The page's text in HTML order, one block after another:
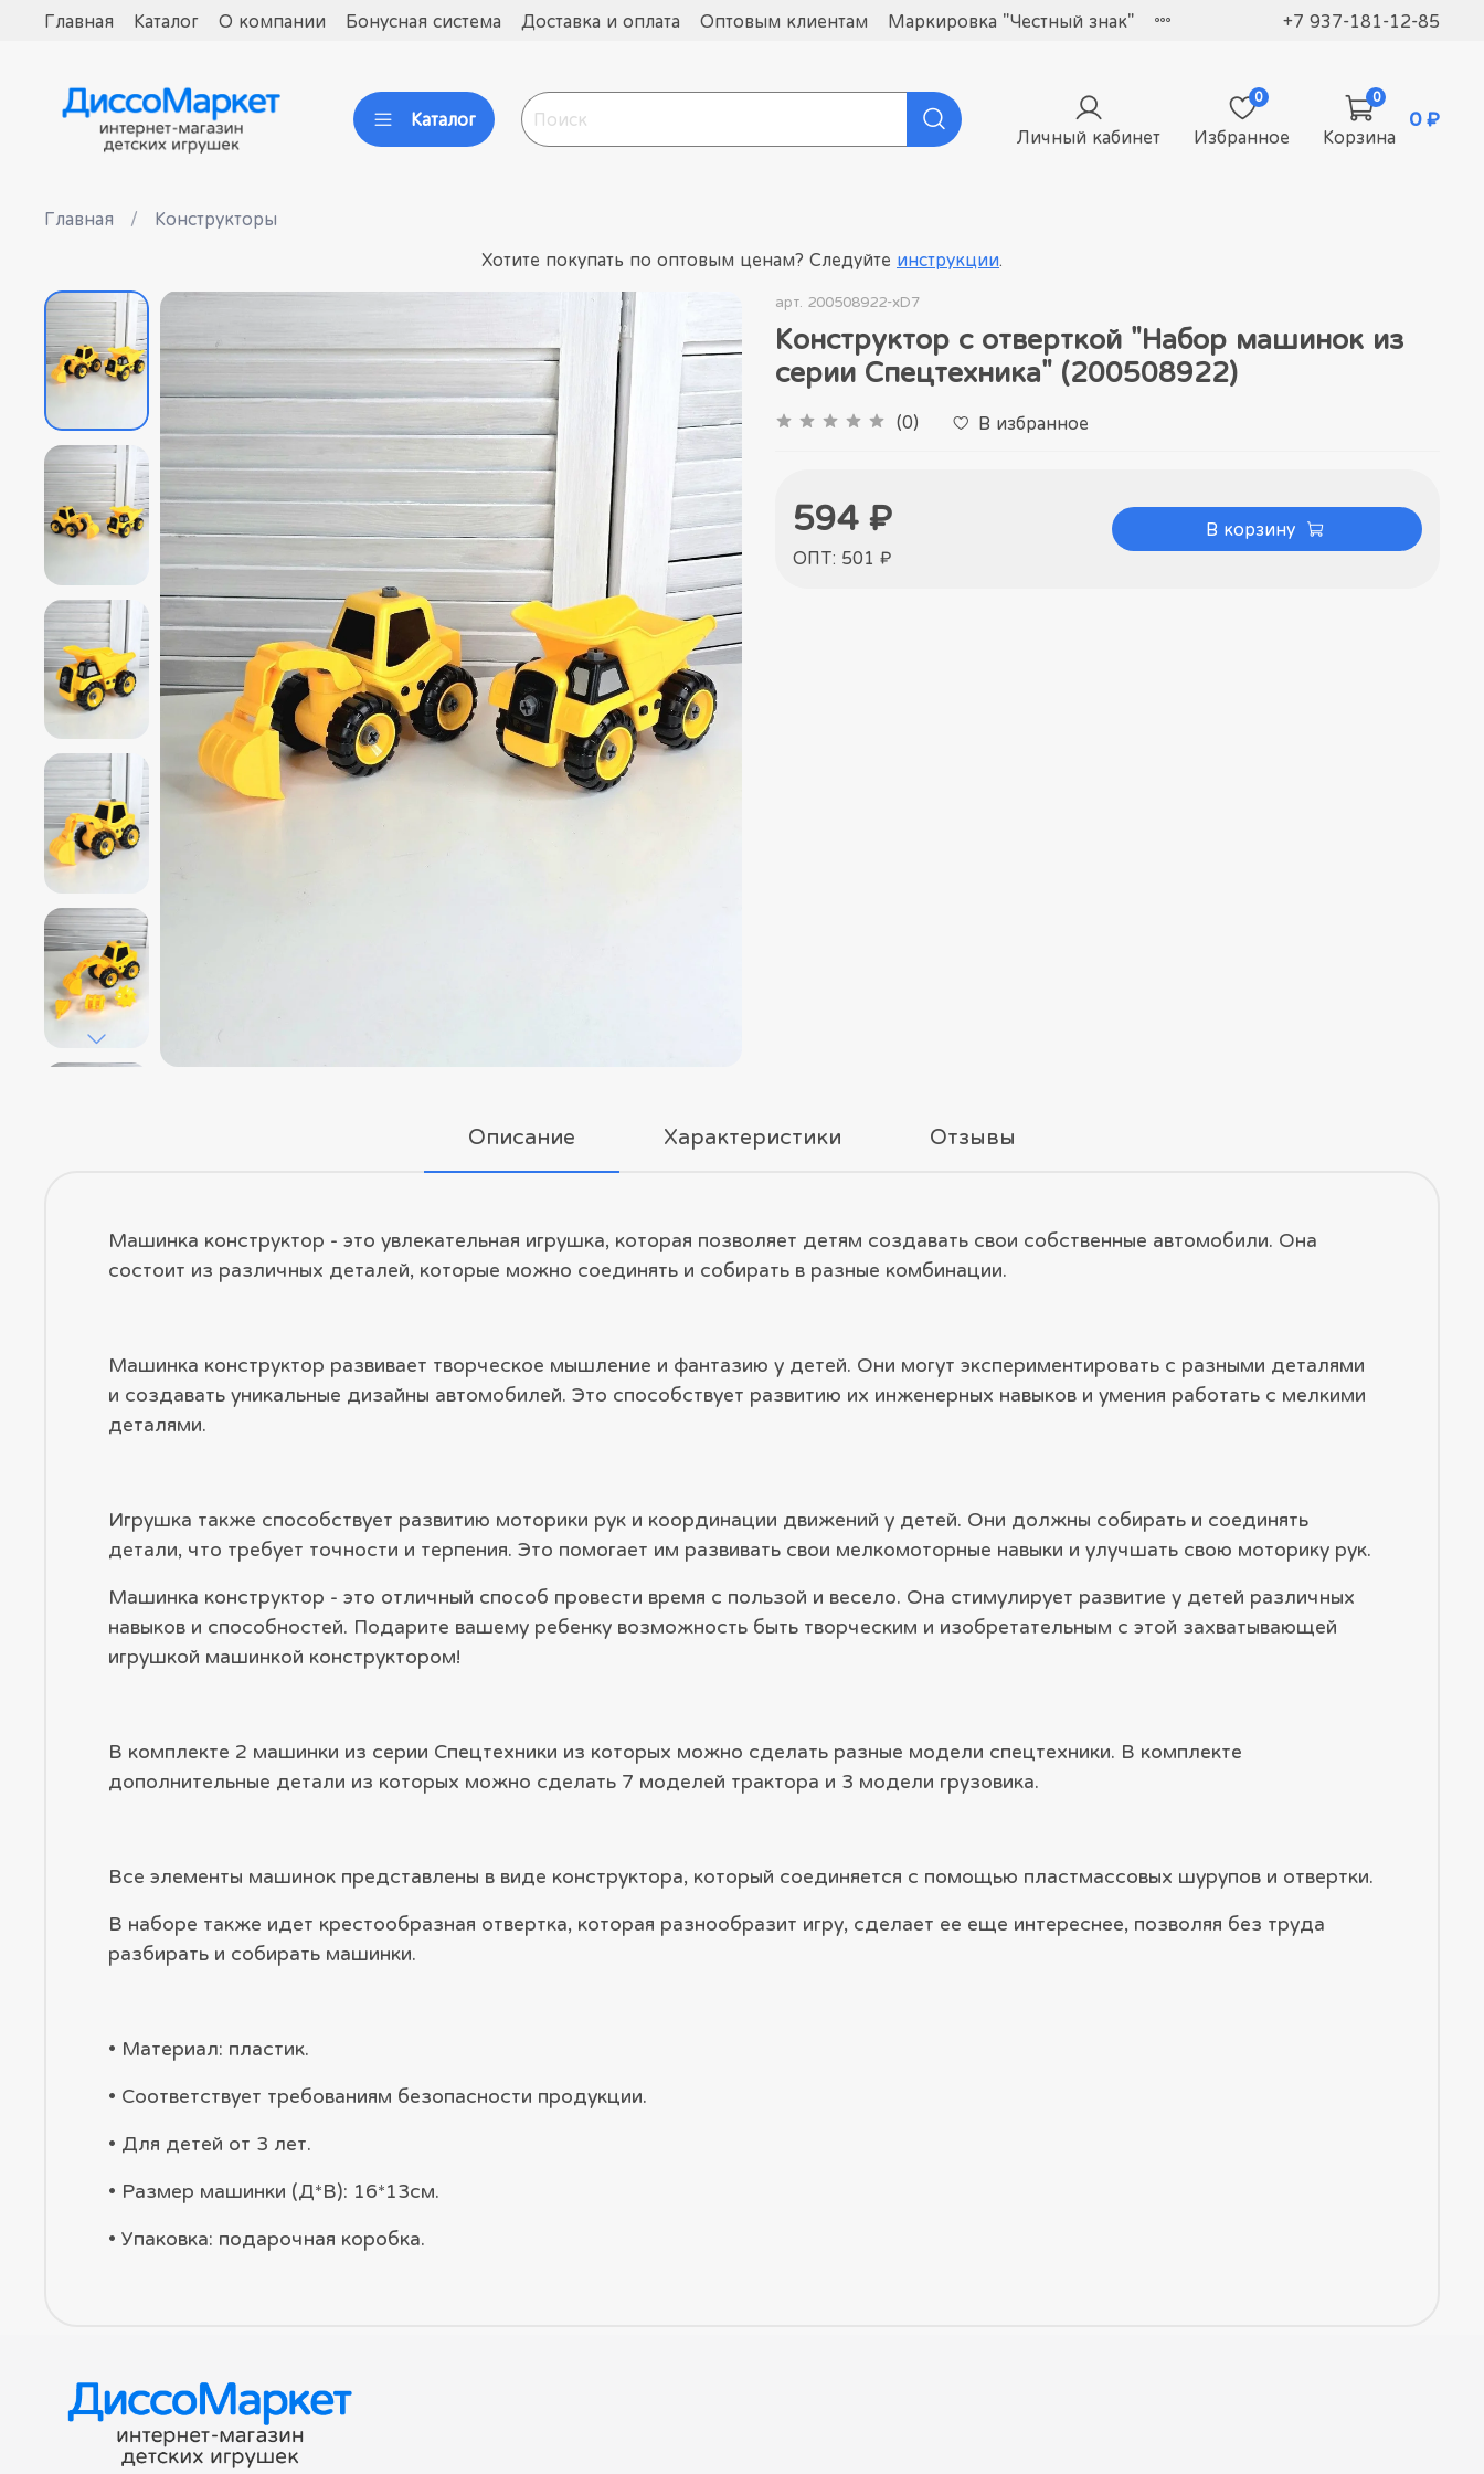
Главная Каталог О компании Бонусная система Доставка и оплата Оптовым клиентам Маркировка "Честный знак" +7 937-181-12-85
Каталог
Личный кабинет
0
Избранное
0
Корзина
0 ₽
Главная Конструкторы
Хотите покупать по оптовым ценам? Следуйте инструкции.
арт. 200508922-xD7
Конструктор с отверткой "Набор машинок из
серии Спецтехника" (200508922)
(0) В избранное
594 ₽
ОПТ: 501 ₽
В корзину
Описание Характеристики Отзывы
Машинка конструктор - это увлекательная игрушка, которая позволяет детям создавать свои собственные автомобили. Она
состоит из различных деталей, которые можно соединять и собирать в разные комбинации.
Машинка конструктор развивает творческое мышление и фантазию у детей. Они могут экспериментировать с разными деталями
и создавать уникальные дизайны автомобилей. Это способствует развитию их инженерных навыков и умения работать с мелкими
деталями.
Игрушка также способствует развитию моторики рук и координации движений у детей. Они должны собирать и соединять
детали, что требует точности и терпения. Это помогает им развивать свои мелкомоторные навыки и улучшать свою моторику рук.
Машинка конструктор - это отличный способ провести время с пользой и весело. Она стимулирует развитие у детей различных
навыков и способностей. Подарите вашему ребенку возможность быть творческим и изобретательным с этой захватывающей
игрушкой машинкой конструктором!
В комплекте 2 машинки из серии Спецтехники из которых можно сделать разные модели спецтехники. В комплекте
дополнительные детали из которых можно сделать 7 моделей трактора и 3 модели грузовика.
Все элементы машинок представлены в виде конструктора, который соединяется с помощью пластмассовых шурупов и отвертки.
В наборе также идет крестообразная отвертка, которая разнообразит игру, сделает ее еще интереснее, позволяя без труда
разбирать и собирать машинки.
• Материал: пластик.
• Соответствует требованиям безопасности продукции.
• Для детей от 3 лет.
• Размер машинки (Д*В): 16*13см.
• Упаковка: подарочная коробка.